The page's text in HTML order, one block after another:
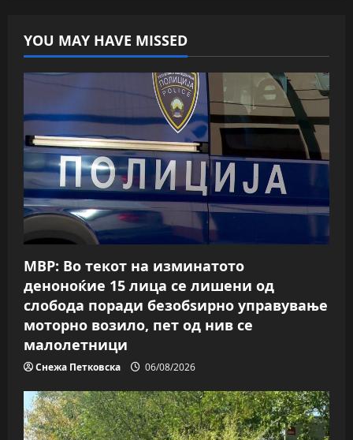
YOU MAY HAVE MISSED
МВР: Во текот на изминатото
деноноќие 15 лица се лишени од
слобода поради безобѕирно управување
моторно возило, пет од нив се
малолетници
Снежа Петковска 06/08/2026